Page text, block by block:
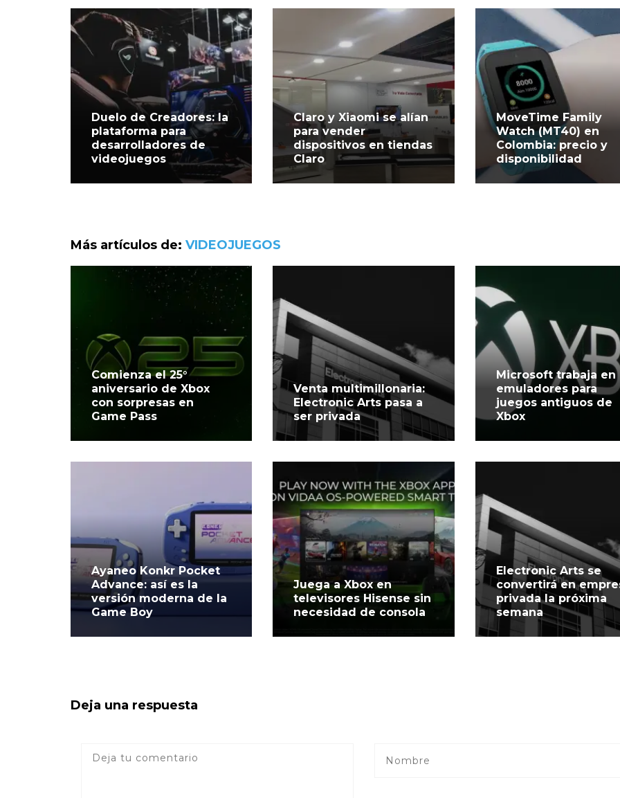
Duelo de Creadores: la
plataforma para
desarrolladores de
videojuegos
Claro y Xiaomi se alían
para vender
dispositivos en tiendas
Claro
MoveTime Family
Watch (MT40) en
Colombia: precio y
disponibilidad
Más artículos de: VIDEOJUEGOS
Comienza el 25°
aniversario de Xbox
con sorpresas en
Game Pass
Venta multimillonaria:
Electronic Arts pasa a
ser privada
Microsoft trabaja en
emuladores para
juegos antiguos de
Xbox
Ayaneo Konkr Pocket
Advance: así es la
versión moderna de la
Game Boy
Juega a Xbox en
televisores Hisense sin
necesidad de consola
Electronic Arts se
convertirá en
privada la próxima
semana
Deja una respuesta